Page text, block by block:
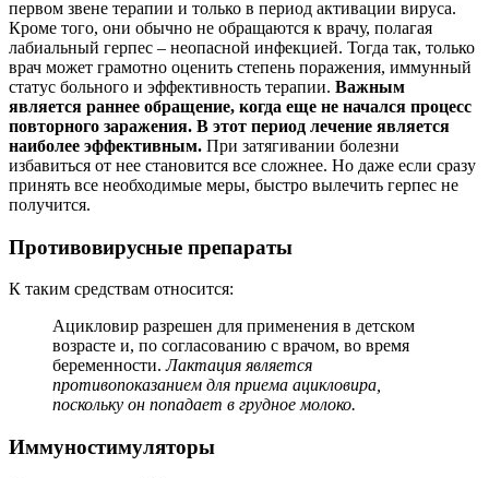
первом звене терапии и только в период активации вируса.
Кроме того, они обычно не обращаются к врачу, полагая
лабиальный герпес – неопасной инфекцией. Тогда так, только
врач может грамотно оценить степень поражения, иммунный
статус больного и эффективность терапии. Важным
является раннее обращение, когда еще не начался процесс
повторного заражения. В этот период лечение является
наиболее эффективным. При затягивании болезни
избавиться от нее становится все сложнее. Но даже если сразу
принять все необходимые меры, быстро вылечить герпес не
получится.
Противовирусные препараты
К таким средствам относится:
Ацикловир разрешен для применения в детском
возрасте и, по согласованию с врачом, во время
беременности.Лактация является
противопоказанием для приема ацикловира,
поскольку он попадает в грудное молоко.
Иммуностимуляторы